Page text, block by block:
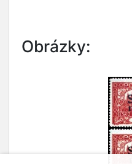
Obrázky: